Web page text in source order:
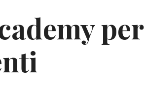
per